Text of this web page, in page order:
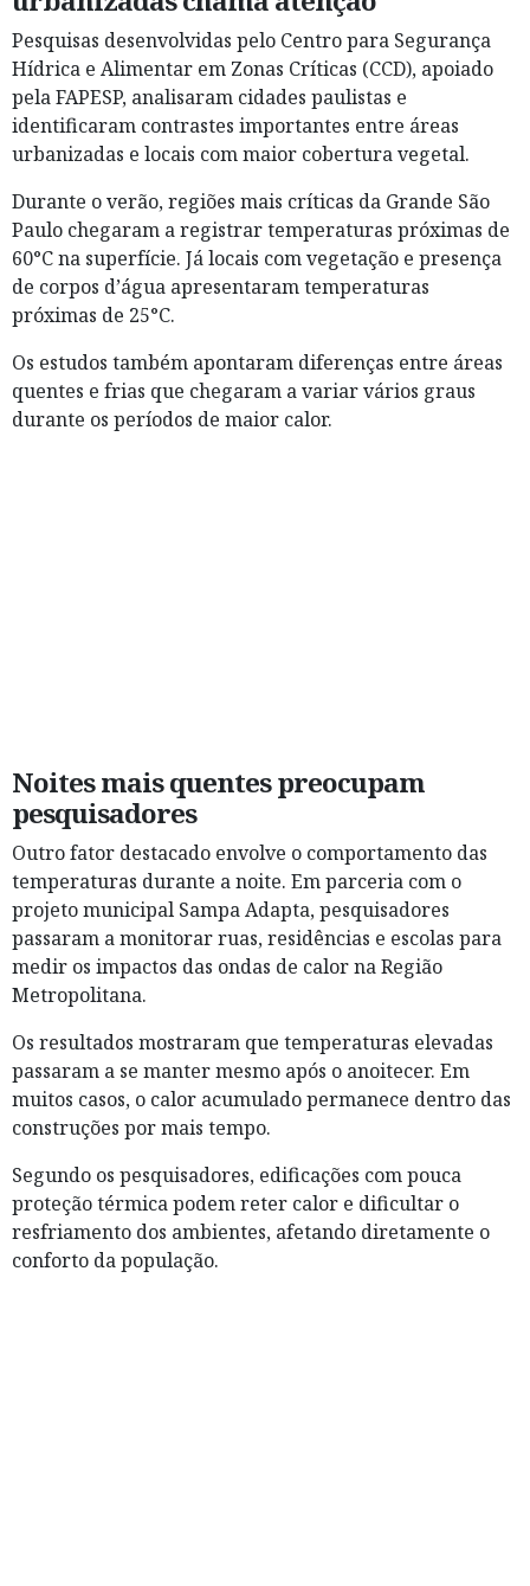
Pesquisas desenvolvidas pelo Centro para Segurança
Hídrica e Alimentar em Zonas Críticas (CCD), apoiado
pela FAPESP, analisaram cidades paulistas e
identificaram contrastes importantes entre áreas
urbanizadas e locais com maior cobertura vegetal.
Durante o verão, regiões mais críticas da Grande São
Paulo chegaram a registrar temperaturas próximas de
60°C na superfície. Já locais com vegetação e presença
de corpos d’água apresentaram temperaturas
próximas de 25°C.
Os estudos também apontaram diferenças entre áreas
quentes e frias que chegaram a variar vários graus
durante os períodos de maior calor.
Noites mais quentes preocupam
pesquisadores
Outro fator destacado envolve o comportamento das
temperaturas durante a noite. Em parceria com o
projeto municipal Sampa Adapta, pesquisadores
passaram a monitorar ruas, residências e escolas para
medir os impactos das ondas de calor na Região
Metropolitana.
Os resultados mostraram que temperaturas elevadas
passaram a se manter mesmo após o anoitecer. Em
muitos casos, o calor acumulado permanece dentro das
construções por mais tempo.
Segundo os pesquisadores, edificações com pouca
proteção térmica podem reter calor e dificultar o
resfriamento dos ambientes, afetando diretamente o
conforto da população.